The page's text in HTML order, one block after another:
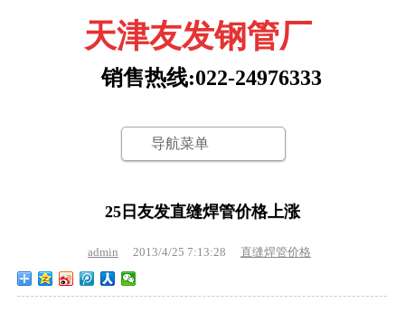
天津友发钢管厂
销售热线:022-24976333
导航菜单
25日友发直缝焊管价格上涨
admin 2013/4/25 7:13:28 直缝焊管价格